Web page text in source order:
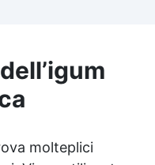
e ben curata.
La formula di
mantenga la
deteriorarsi.
– KariSoap
con i
molteplici